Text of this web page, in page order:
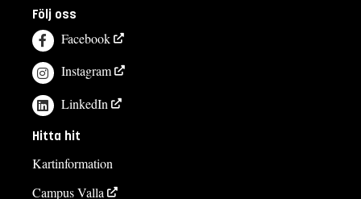
Följ oss
Facebook
Instagram
LinkedIn
Hitta hit
Kartinformation
Campus Valla